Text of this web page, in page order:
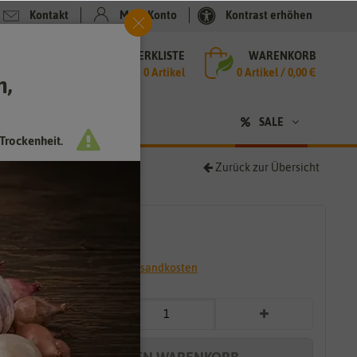
Kontakt Mein Konto Kontrast erhöhen
MERKLISTE
0 Artikel
WARENKORB
0Artikel /0,00 €
SALE
Zurück zur Übersicht
* inkl. 7% MwSt. zzgl. Versandkosten